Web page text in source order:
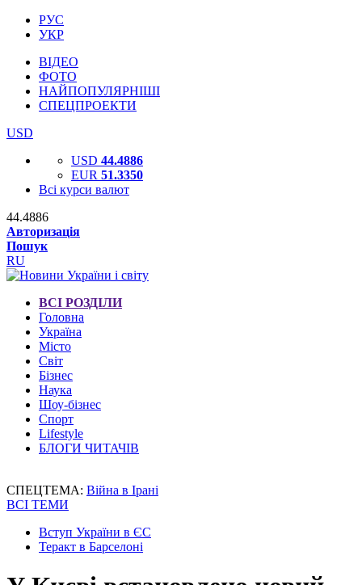
РУС
УКР
ВІДЕО
ФОТО
НАЙПОПУЛЯРНІШІ
СПЕЦПРОЕКТИ
USD
USD 44.4886
EUR 51.3350
Всі курси валют
44.4886
Авторизація
Пошук
RU
ВСІ РОЗДІЛИ
Головна
Україна
Місто
Світ
Бізнес
Наука
Шоу-бізнес
Спорт
Lifestyle
БЛОГИ ЧИТАЧІВ
СПЕЦТЕМА: Війна в Ірані
ВСІ ТЕМИ
Вступ України в ЄС
Теракт в Барселоні